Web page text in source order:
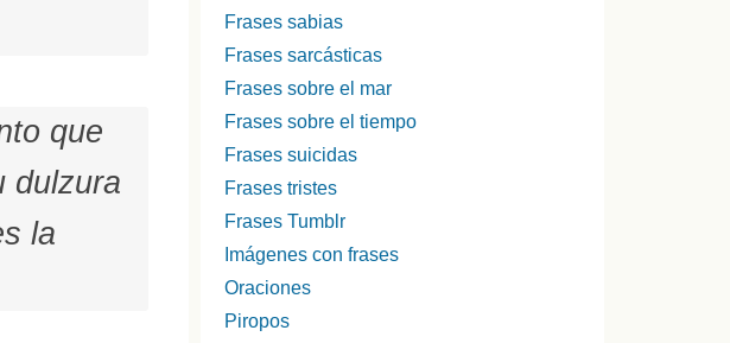
que
dulzura
la
Frases sabias
Frases sarcásticas
Frases sobre el mar
Frases sobre el tiempo
Frases suicidas
Frases tristes
Frases Tumblr
Imágenes con frases
Oraciones
Piropos